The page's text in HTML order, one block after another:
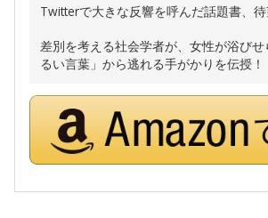
Twitterで大きな反響を呼んだ話題書、待
差別を考える社会学者が、女性が浴び
るい言葉」から逃れる手がかりを伝授！